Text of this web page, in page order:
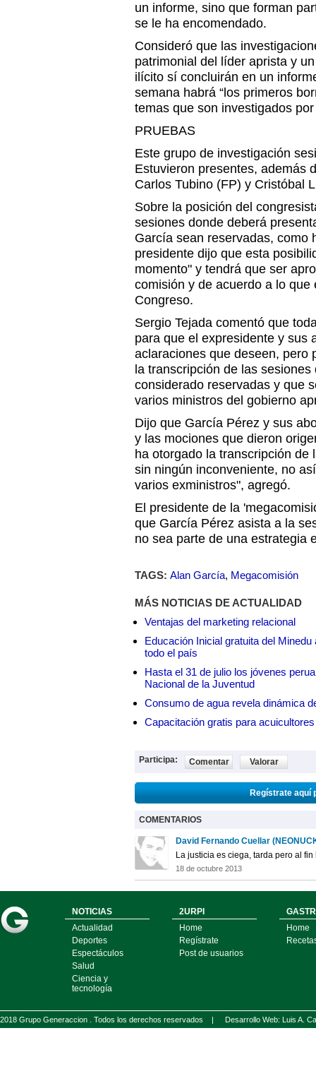
un informe, sino que forman
se le ha encomendado.
Consideró que las
patrimonial del líder aprista y
ilícito sí concluirán en un
semana habrá “los primeros
temas que son investigados
PRUEBAS
Este grupo de investigación
Estuvieron presentes, además
Carlos Tubino (FP) y Cristóbal
Sobre la posición del
sesiones donde deberá
García sean reservadas, como
presidente dijo que esta
momento" y tendrá que ser
comisión y de acuerdo a lo
Congreso.
Sergio Tejada comentó que
para que el expresidente y sus
aclaraciones que deseen, pero
la transcripción de las
considerado reservadas y que
varios ministros del gobierno
Dijo que García Pérez y sus
y las mociones que dieron
ha otorgado la transcripción
sin ningún inconveniente, no
varios exministros", agregó.
El presidente de la
que García Pérez asista a la
no sea parte de una estrategia
TAGS: Alan García, Megacomisión
MÁS NOTICIAS DE ACTUALIDAD
Ventajas del marketing relacional
Educación Inicial gratuita del
todo el país
Hasta el 31 de julio los jóvenes
Nacional de la Juventud
Consumo de agua revela dinámica
Capacitación gratis para
Participa: Comentar Valorar
Regístrate aquí
COMENTARIOS
David Fernando Cuellar
La justicia es ciega, tarda pero al fin
18 de octubre 2013
NOTICIAS
Actualidad
Deportes
Espectáculos
Salud
Ciencia y
tecnología
2URPI
Home
Regístrate
Post de usuarios
Home
2018 Grupo Generaccion . Todos los derechos reservados | Desarrollo Web: Luis